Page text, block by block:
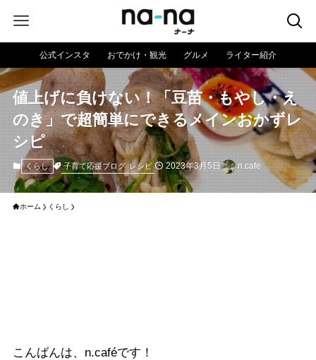
公式インスタ おでかけ・観光 グルメ ライター紹介
値上げに負けない！「豆苗・もやし・え
のき」で超簡単にできるメインおかずレ
シピ
くらし 子育て応援ブログ レシピ 2023年3月5日 n.cafe
ホーム くらし
こんばんは、n.caféです！